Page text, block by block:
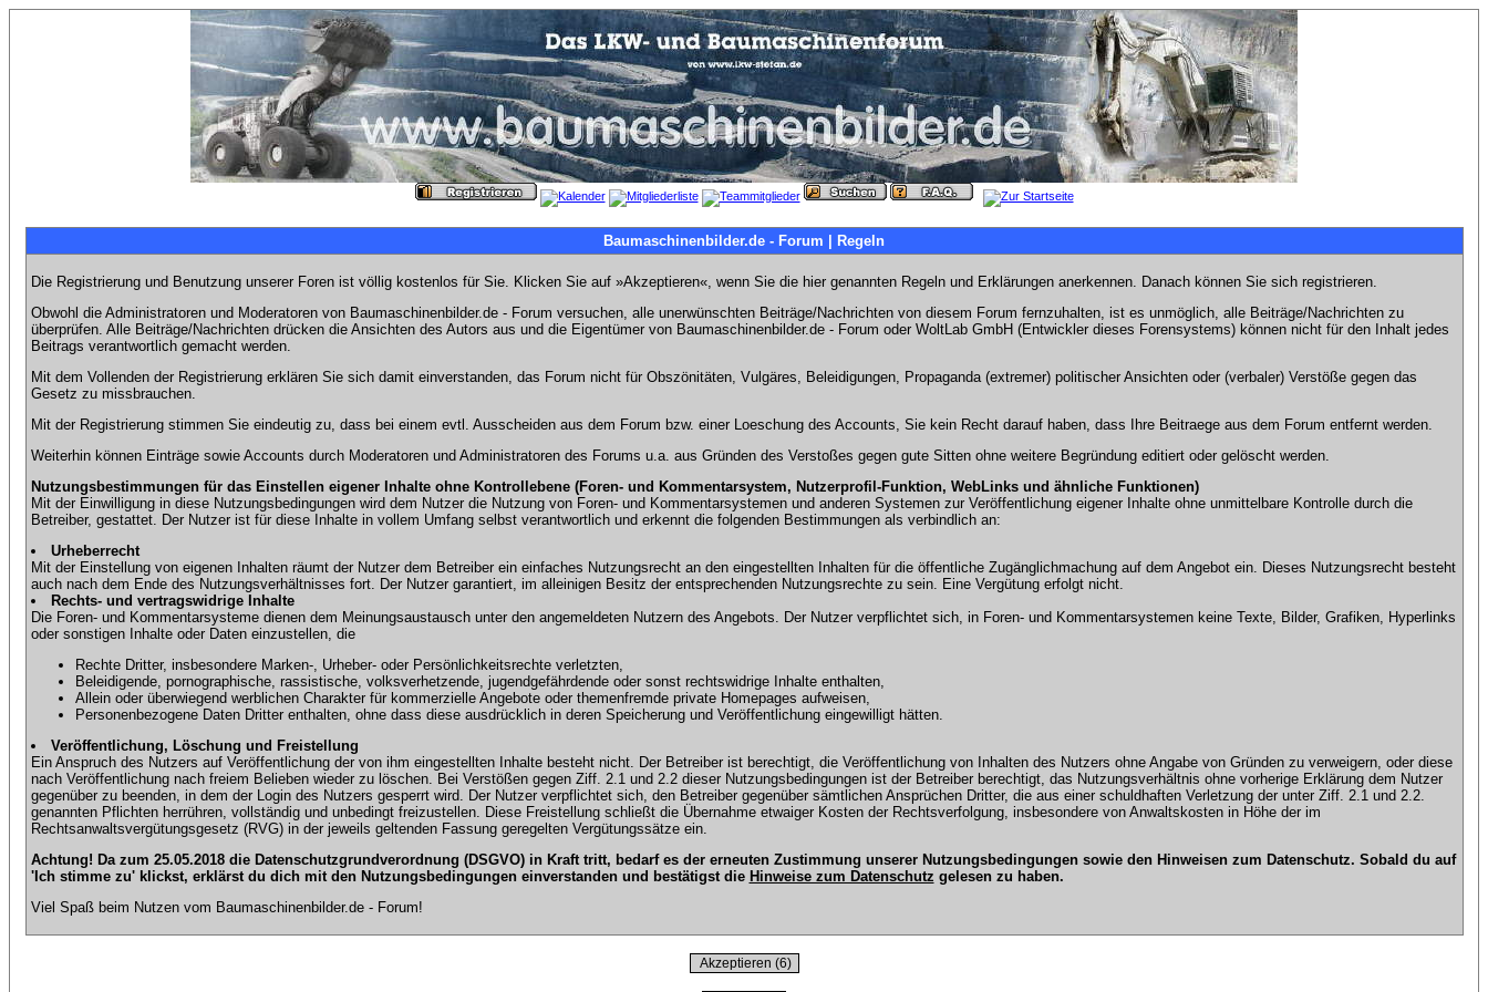
Baumaschinenbilder.de - Forum | Regeln
Die Registrierung und Benutzung unserer Foren ist völlig kostenlos für Sie. Klicken Sie auf »Akzeptieren«, wenn Sie die hier genannten Regeln und Erklärungen anerkennen. Danach können Sie sich registrieren.
Obwohl die Administratoren und Moderatoren von Baumaschinenbilder.de - Forum versuchen, alle unerwünschten Beiträge/Nachrichten von diesem Forum fernzuhalten, ist es unmöglich, alle Beiträge/Nachrichten zu
überprüfen. Alle Beiträge/Nachrichten drücken die Ansichten des Autors aus und die Eigentümer von Baumaschinenbilder.de - Forum oder WoltLab GmbH (Entwickler dieses Forensystems) können nicht für den Inhalt jedes
Beitrags verantwortlich gemacht werden.
Mit dem Vollenden der Registrierung erklären Sie sich damit einverstanden, das Forum nicht für Obszönitäten, Vulgäres, Beleidigungen, Propaganda (extremer) politischer Ansichten oder (verbaler) Verstöße gegen das
Gesetz zu missbrauchen.
Mit der Registrierung stimmen Sie eindeutig zu, dass bei einem evtl. Ausscheiden aus dem Forum bzw. einer Loeschung des Accounts, Sie kein Recht darauf haben, dass Ihre Beitraege aus dem Forum entfernt werden.
Weiterhin können Einträge sowie Accounts durch Moderatoren und Administratoren des Forums u.a. aus Gründen des Verstoßes gegen gute Sitten ohne weitere Begründung editiert oder gelöscht werden.
Nutzungsbestimmungen für das Einstellen eigener Inhalte ohne Kontrollebene (Foren- und Kommentarsystem, Nutzerprofil-Funktion, WebLinks und ähnliche Funktionen)
Mit der Einwilligung in diese Nutzungsbedingungen wird dem Nutzer die Nutzung von Foren- und Kommentarsystemen und anderen Systemen zur Veröffentlichung eigener Inhalte ohne unmittelbare Kontrolle durch die
Betreiber, gestattet. Der Nutzer ist für diese Inhalte in vollem Umfang selbst verantwortlich und erkennt die folgenden Bestimmungen als verbindlich an:
Urheberrecht
Mit der Einstellung von eigenen Inhalten räumt der Nutzer dem Betreiber ein einfaches Nutzungsrecht an den eingestellten Inhalten für die öffentliche Zugänglichmachung auf dem Angebot ein. Dieses Nutzungsrecht besteht
auch nach dem Ende des Nutzungsverhältnisses fort. Der Nutzer garantiert, im alleinigen Besitz der entsprechenden Nutzungsrechte zu sein. Eine Vergütung erfolgt nicht.
Rechts- und vertragswidrige Inhalte
Die Foren- und Kommentarsysteme dienen dem Meinungsaustausch unter den angemeldeten Nutzern des Angebots. Der Nutzer verpflichtet sich, in Foren- und Kommentarsystemen keine Texte, Bilder, Grafiken, Hyperlinks
oder sonstigen Inhalte oder Daten einzustellen, die
Rechte Dritter, insbesondere Marken-, Urheber- oder Persönlichkeitsrechte verletzten,
Beleidigende, pornographische, rassistische, volksverhetzende, jugendgefährdende oder sonst rechtswidrige Inhalte enthalten,
Allein oder überwiegend werblichen Charakter für kommerzielle Angebote oder themenfremde private Homepages aufweisen,
Personenbezogene Daten Dritter enthalten, ohne dass diese ausdrücklich in deren Speicherung und Veröffentlichung eingewilligt hätten.
Veröffentlichung, Löschung und Freistellung
Ein Anspruch des Nutzers auf Veröffentlichung der von ihm eingestellten Inhalte besteht nicht. Der Betreiber ist berechtigt, die Veröffentlichung von Inhalten des Nutzers ohne Angabe von Gründen zu verweigern, oder diese
nach Veröffentlichung nach freiem Belieben wieder zu löschen. Bei Verstößen gegen Ziff. 2.1 und 2.2 dieser Nutzungsbedingungen ist der Betreiber berechtigt, das Nutzungsverhältnis ohne vorherige Erklärung dem Nutzer
gegenüber zu beenden, in dem der Login des Nutzers gesperrt wird. Der Nutzer verpflichtet sich, den Betreiber gegenüber sämtlichen Ansprüchen Dritter, die aus einer schuldhaften Verletzung der unter Ziff. 2.1 und 2.2.
genannten Pflichten herrühren, vollständig und unbedingt freizustellen. Diese Freistellung schließt die Übernahme etwaiger Kosten der Rechtsverfolgung, insbesondere von Anwaltskosten in Höhe der im
Rechtsanwaltsvergütungsgesetz (RVG) in der jeweils geltenden Fassung geregelten Vergütungssätze ein.
Achtung! Da zum 25.05.2018 die Datenschutzgrundverordnung (DSGVO) in Kraft tritt, bedarf es der erneuten Zustimmung unserer Nutzungsbedingungen sowie den Hinweisen zum Datenschutz. Sobald du auf
'Ich stimme zu' klickst, erklärst du dich mit den Nutzungsbedingungen einverstanden und bestätigst die Hinweise zum Datenschutz gelesen zu haben.
Viel Spaß beim Nutzen vom Baumaschinenbilder.de - Forum!